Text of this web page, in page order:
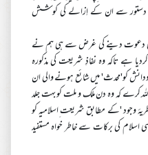
دستور سے ان کے اِزالے کی کوشش
کی دعوت دینے کی غرض سے ہی ہم نے
ہے تاکہ وہ نفاذِ شریعت کی مذکورہ
کو'محدث' میں شائع ہونے والی ان
کرے کہ وہ دن ملک و ملت کو بہت جلد
وجود 'کے مطابق شریعت ِاسلامیہ کو
کی برکات سے خاطر خواہ مستفید